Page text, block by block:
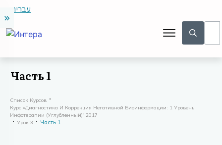
עברית
Часть 1
Список Курсов
Курс «Диагностика И Коррекция Негативной Биоинформации: 1 Уровень
Инфотерапии (углубленный)" 2017
Урок 3
Часть 1